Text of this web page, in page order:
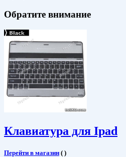
Обратите внимание
Клавиатура для Ipad
Перейти в магазин ( )